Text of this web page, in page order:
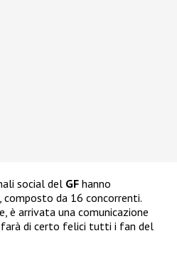
social del GF hanno
da 16 concorrenti.
è arrivata una comunicazione
di certo felici tutti i fan del